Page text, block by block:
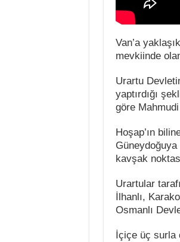
Van’a
mevkiinde
Urartu
yaptırdığı
göre
Hoşap’ın
kavşak
Urartular
İlhanlı,
Osmanlı
İçiçe üç surla